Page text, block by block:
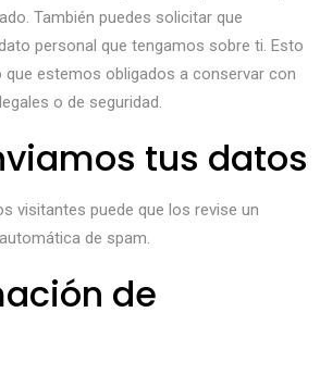
También puedes solicitar que
personal que tengamos sobre ti. Esto
que estemos obligados a conservar con
o de seguridad.
tus datos
visitantes puede que los revise un
de spam.
de